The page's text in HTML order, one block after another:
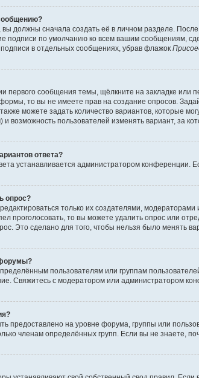
должны сначала создать её в личном разделе.
подписи по умолчанию ко всем вашим сообщениям,
в отдельных сообщениях, убрав флажок
первого сообщения темы, щёлкните на закладке или
то вы не имеете прав на создание опросов.
можете задать количество вариантов, которые
возможность пользователей изменять вариант, за
ответа?
устанавливается администратором
опрос?
только их создателями,
проголосовать, то вы можете удалить опрос или
Это сделано для того, чтобы нельзя было менять
пользователям или группам
Свяжитесь с модератором или администратором
предоставлено на уровне форума, группы или
членам определённых групп. Если вы не знаете,